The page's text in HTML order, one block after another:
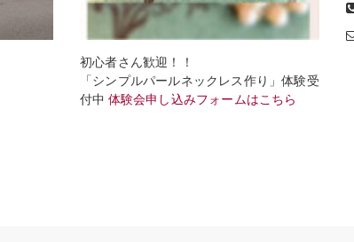
初心者さん歓迎！！
「シンプルパールネックレス作り」体験受
付中 体験会申し込みフォームはこちら